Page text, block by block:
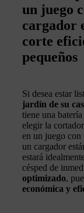
un juego
cargador
corte
pequeños
Si desea estar
jardín de su
tiene una
elegir la
en un juego
un cargador
estará
césped de
optimizado,
económica y